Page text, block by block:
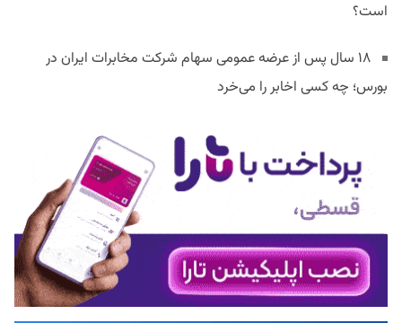
است؟
۱۸ سال پس از عرضه عمومی سهام شرکت مخابرات ایران در
بورس؛ چه کسی اخابر را می‌خرد